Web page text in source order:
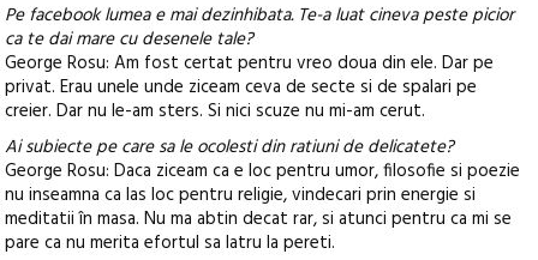
Pe facebook lumea e mai dezinhibata. Te-a luat cineva peste picior
ca te dai mare cu desenele tale?
George Rosu: Am fost certat pentru vreo doua din ele. Dar pe
privat. Erau unele unde ziceam ceva de secte si de spalari pe
creier. Dar nu le-am sters. Si nici scuze nu mi-am cerut.
Ai subiecte pe care sa le ocolesti din ratiuni de delicatete?
George Rosu: Daca ziceam ca e loc pentru umor, filosofie si poezie
nu inseamna ca las loc pentru religie, vindecari prin energie si
meditatii în masa. Nu ma abtin decat rar, si atunci pentru ca mi se
pare ca nu merita efortul sa latru la pereti.